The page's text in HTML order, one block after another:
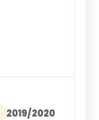
2019/2020